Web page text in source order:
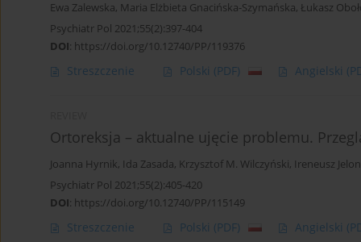
Ewa Zalewska, Maria Elżbieta Gnacińska-Szymańska, Łukasz
Psychiatr Pol 2021;55(2):397-404
DOI: https://doi.org/10.12740/PP/119376
Streszczenie Polski (PDF) Angielski
Ortoreksja – aktualne ujęcie problemu.
Joanna Hyrnik, Ida Zasada, Krzysztof M. Wilczyński, Ireneusz
Psychiatr Pol 2021;55(2):405-420
DOI: https://doi.org/10.12740/PP/115149
Streszczenie Polski (PDF) Angielski